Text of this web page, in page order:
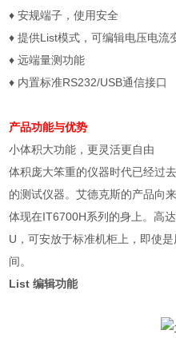
♦ 安规端子，使用安全
♦ 提供List模式，可编辑电压电流
♦ 远端量测功能
♦ 内置标准RS232/USB通信接口
产品功能与优势
小体积大功能，更灵活更自由
体积庞大笨重的仪器时代已经过
的测试仪器。艾德克斯的产品向
体现在IT6700H系列的身上。高达
U ，可安放于标准机柜上，即使
间。
List编辑功能